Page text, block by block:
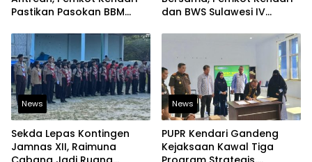
Pastikan Pasokan BBM
dan BWS Sulawesi IV
Pangan
News
Sekda Lepas Kontingen
Jamnas XII, Raimuna
News
PUPR Kendari Gandeng
Kejaksaan Kawal Tiga